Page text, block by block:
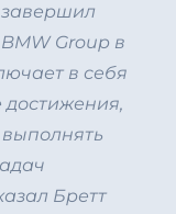
Group в
в себя
достижения,
Бретт